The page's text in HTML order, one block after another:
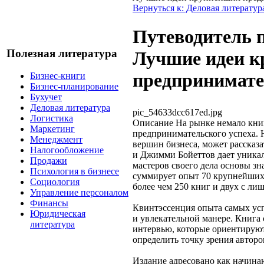
Полезная литература
Бизнес-книги
Бизнес-планирование
Бухучет
Деловая литература
Логистика
Маркетинг
Менеджмент
Налогообложение
Продажи
Психология в бизнесе
Социология
Управление персоналом
Финансы
Юридическая
литература
Вернуться к: Деловая
Путеводитель
Лучшие идеи
pic_54633dcc617ed.jpg
Описание На рынке немало
предпринимательского
вершин бизнеса, может
и Джимми Бойеттов дает
мастеров своего дела основы
суммирует опыт 70
более чем 250 книг и двух с
Квинтэссенция опыта самых
и увлекательной манере.
интервью, которые
определить точку зрения
Издание адресовано как